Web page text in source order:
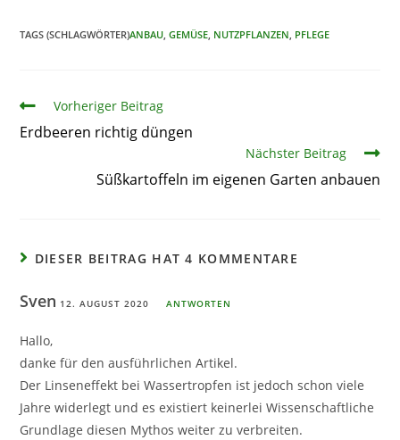
TAGS (SCHLAGWÖRTER)ANBAU GEMÜSE NUTZPFLANZEN PFLEGE
ArtikelVorheriger Beitrag
Erdbeeren richtig düngen
Nächster Beitrag
Süßkartoffeln im eigenen Garten anbauen
DIESER BEITRAG HAT 4 KOMMENTARE
Sven 12. AUGUST 2020 ANTWORTEN
Hallo,
danke für den ausführlichen Artikel.
Der Linseneffekt bei Wassertropfen ist jedoch schon viele
Jahre widerlegt und es existiert keinerlei Wissenschaftliche
Grundlage diesen Mythos weiter zu verbreiten.